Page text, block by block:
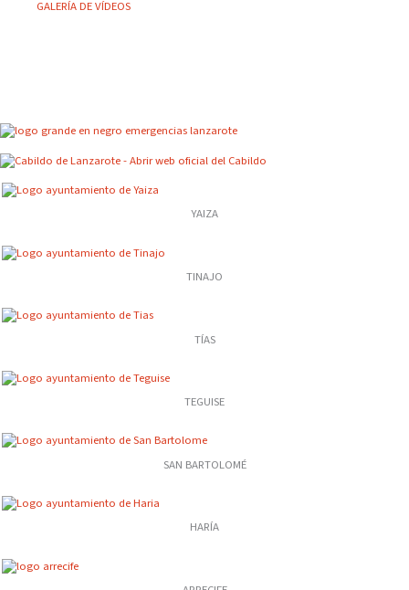
GALERÍA DE VÍDEOS
YAIZA
TINAJO
TÍAS
TEGUISE
SAN BARTOLOMÉ
HARÍA